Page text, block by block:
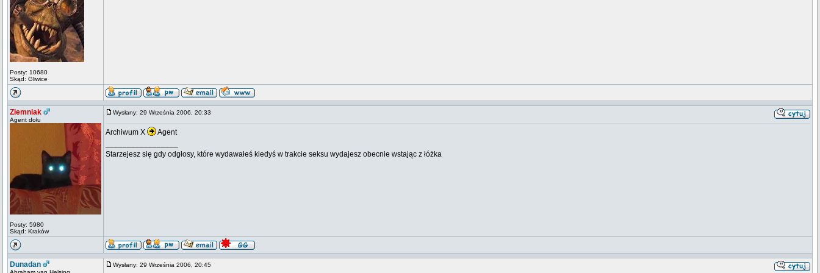
Posty: 10680
Skąd: Gliwice
Ziemniak
Agent dołu
Posty: 5980
Skąd: Kraków
Wysłany: 29 Września 2006, 20:33
Archiwum X
Agent
Starzejesz się gdy odgłosy, które wydawałeś kiedyś w trakcie seksu wydajesz obecnie wstając z łóżka
Dunadan Wysłany: 29 Września 2006, 20:45